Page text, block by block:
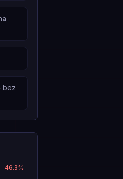
bez
46.3%